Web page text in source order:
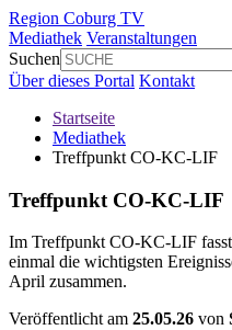
Region Coburg TV
Mediathek Veranstaltungen
Suchen
Über dieses Portal Kontakt
Startseite
Mediathek
Treffpunkt CO-KC-LIF
Treffpunkt CO-KC-LIF
Im Treffpunkt CO-KC-LIF
einmal die wichtigsten
April zusammen.
Veröffentlicht am 25.05.26 von